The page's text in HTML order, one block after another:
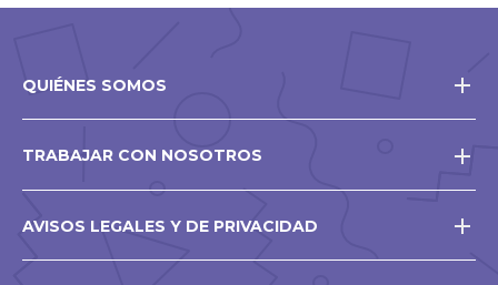
QUIÉNES SOMOS
TRABAJAR CON NOSOTROS
AVISOS LEGALES Y DE PRIVACIDAD